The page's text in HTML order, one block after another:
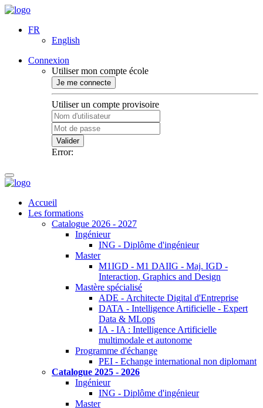
FR
English
Connexion
Utiliser mon compte école
Je me connecte
Utiliser un compte provisoire
Valider
Error:
Accueil
Les formations
Catalogue 2026 - 2027
Ingénieur
ING - Diplôme d'ingénieur
Master
M1IGD - M1 DAIIG - Maj. IGD -
Interaction, Graphics and Design
Mastère spécialisé
ADE - Architecte Digital d'Entreprise
DATA - Intelligence Artificielle - Expert
Data & MLops
IA - IA : Intelligence Artificielle
multimodale et autonome
Programme d'échange
PEI - Echange international non diplomant
Catalogue 2025 - 2026
Ingénieur
ING - Diplôme d'ingénieur
Master